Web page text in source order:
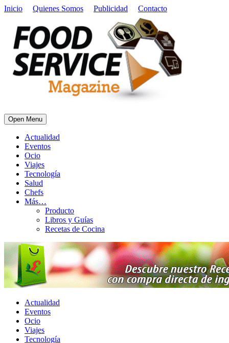
Inicio Quienes Somos Publicidad Contacto
Open Menu
Actualidad
Eventos
Ocio
Viajes
Tecnología
Salud
Chefs
Más…
Producto
Libros y Guías
Recetas de Cocina
Actualidad
Eventos
Ocio
Viajes
Tecnología